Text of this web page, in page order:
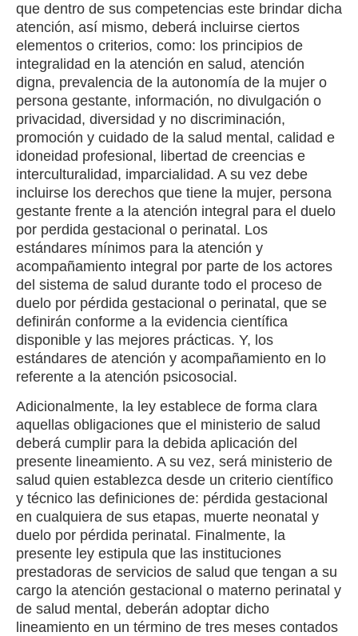
que dentro de sus competencias este brindar dicha
atención, así mismo, deberá incluirse ciertos
elementos o criterios, como: los principios de
integralidad en la atención en salud, atención
digna, prevalencia de la autonomía de la mujer o
persona gestante, información, no divulgación o
privacidad, diversidad y no discriminación,
promoción y cuidado de la salud mental, calidad e
idoneidad profesional, libertad de creencias e
interculturalidad, imparcialidad. A su vez debe
incluirse los derechos que tiene la mujer, persona
gestante frente a la atención integral para el duelo
por perdida gestacional o perinatal. Los
estándares mínimos para la atención y
acompañamiento integral por parte de los actores
del sistema de salud durante todo el proceso de
duelo por pérdida gestacional o perinatal, que se
definirán conforme a la evidencia científica
disponible y las mejores prácticas. Y, los
estándares de atención y acompañamiento en lo
referente a la atención psicosocial.
Adicionalmente, la ley establece de forma clara
aquellas obligaciones que el ministerio de salud
deberá cumplir para la debida aplicación del
presente lineamiento. A su vez, será ministerio de
salud quien establezca desde un criterio científico
y técnico las definiciones de: pérdida gestacional
en cualquiera de sus etapas, muerte neonatal y
duelo por pérdida perinatal. Finalmente, la
presente ley estipula que las instituciones
prestadoras de servicios de salud que tengan a su
cargo la atención gestacional o materno perinatal y
de salud mental, deberán adoptar dicho
lineamiento en un término de tres meses contados